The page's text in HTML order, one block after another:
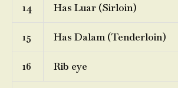
14 Has Luar (Sirloin)
15 Has Dalam (Tenderloin)
16 Rib eye